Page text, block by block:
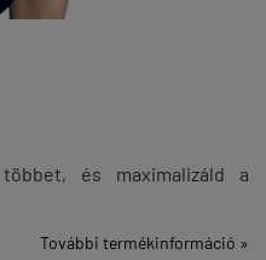
és maximalizáld a
További termékinformáció »